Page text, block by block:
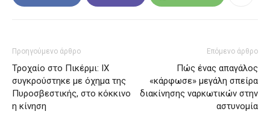
Προηγούμενο άρθρο
Τροχαίο στο Πικέρμι: ΙΧ
συγκρούστηκε με όχημα της
Πυροσβεστικής, στο κόκκινο
η κίνηση
Επόμενο άρθρο
Πώς ένας απαγάλος
«κάρφωσε» μεγάλη σπείρα
διακίνησης ναρκωτικών στην
αστυνομία